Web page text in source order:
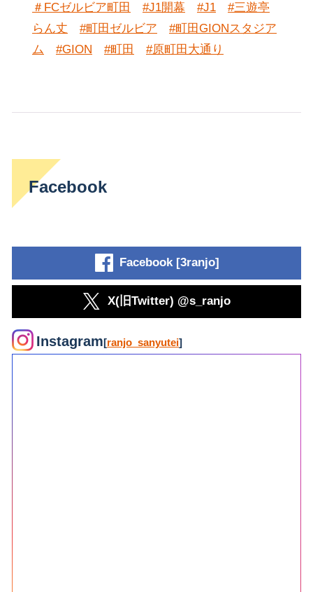
＃FCゼルビア町田
#J1開幕 #J1
#三遊亭
らん丈
#町田ゼルビア
#町田GIONスタジア
ム
#GION #町田 #原町田大通り
Facebook
Facebook [3ranjo]
X(旧Twitter) @s_ranjo
Instagram[ranjo_sanyutei]